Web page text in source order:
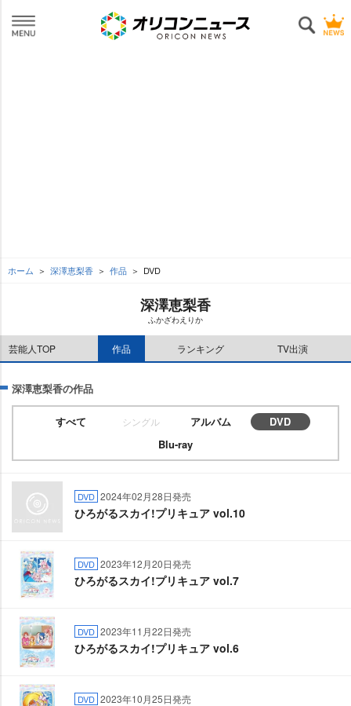
ホーム 深澤恵梨香 作品 DVD
深澤恵梨香
ふかざわえりか
芸能人TOP 作品 ランキング TV出演
深澤恵梨香の作品
すべて シングル アルバム
DVD
Blu-ray
DVD 2024年02月28日発売
ひろがるスカイ!プリキュア vol.10
DVD 2023年12月20日発売
ひろがるスカイ!プリキュア vol.7
DVD 2023年11月22日発売
ひろがるスカイ!プリキュア vol.6
DVD 2023年10月25日発売